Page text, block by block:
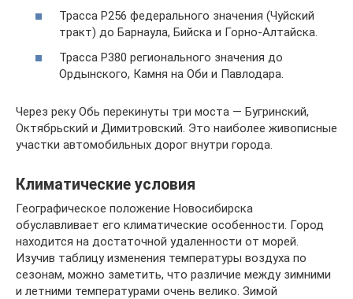
Трасса Р256 федерального значения (Чуйский
тракт) до Барнаула, Бийска и Горно-Алтайска.
Трасса Р380 регионального значения до
Ордынского, Камня на Оби и Павлодара.
Через реку Обь перекинуты три моста — Бугринский,
Октябрьский и Димитровский. Это наиболее живописные
участки автомобильных дорог внутри города.
Климатические условия
Географическое положение Новосибирска
обуславливает его климатические особенности. Город
находится на достаточной удаленности от морей.
Изучив таблицу изменения температуры воздуха по
сезонам, можно заметить, что различие между зимними
и летними температурами очень велико. Зимой